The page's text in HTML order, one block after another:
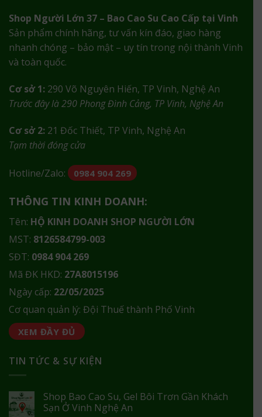
Shop Người Lớn 37 – Bao Cao Su Cao Cấp tại Vinh
Sản phẩm chính hãng, tư vấn kín đáo, giao hàng
nhanh chóng – bảo mật – uy tín trong nội thành Vinh
và toàn quốc.
Cơ sở 1: 290 Võ Nguyên Hiến, TP Vinh, Nghệ An
Trước đây là 290 Phong Đình Cảng, TP Vinh, Nghệ An
Cơ sở 2: 21 Đốc Thiết, TP Vinh, Nghệ An
Tạm thời đóng cửa
Hotline/Zalo: 0984 904 269
THÔNG TIN KINH DOANH:
Tên: HỘ KINH DOANH SHOP NGƯỜI LỚN
MST: 8126584799-003
SĐT: 0984 904 269
Mã ĐK HKD: 27A8015196
Ngày cấp: 22/05/2025
Cơ quan quản lý: Đội Thuế thành Phố Vinh
XEM ĐẦY ĐỦ
TIN TỨC & SỰ KIỆN
Shop Bao Cao Su, Gel Bôi Trơn Gần Khách
Sạn Ở Vinh Nghệ An